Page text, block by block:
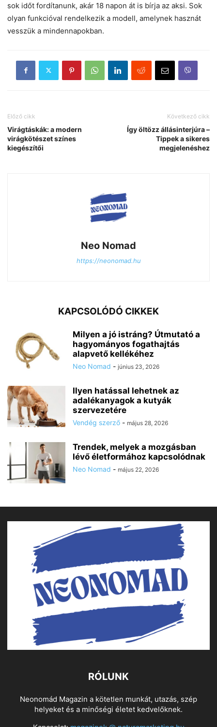
sok időt fordítanunk, akár 18 napon át is bírja az aksi. Sok
olyan funkcióval rendelkezik a modell, amelynek hasznát
vesszük a mindennapokban.
Előző cikk
Virágtáskák: a modern
virágkötészet színes
kiegészítői
Következő cikk
Így öltözz állásinterjúra –
Tippek a sikeres
megjelenéshez
Neo Nomad
https://neonomad.hu
KAPCSOLÓDÓ CIKKEK
Milyen a jó istráng? Útmutató a
hagyományos fogathajtás
alapvető kellékéhez
Neo Nomad - június 23, 2026
Ilyen hatással lehetnek az
adalékanyagok a kutyák
szervezetére
Vendég szerző - május 28, 2026
Trendek, melyek a mozgásban
lévő életformához kapcsolódnak
Neo Nomad - május 22, 2026
RÓLUNK
Neonomád Magazin a kötetlen munkát, utazás, szép
helyeket és a minőségi életet kedvelőknek.